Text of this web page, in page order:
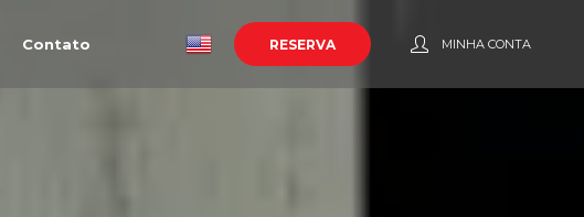
Contato RESERVA MINHA CONTA